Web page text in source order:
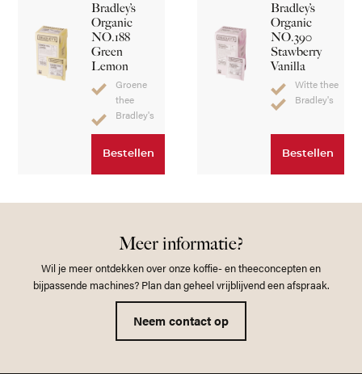
Bradley’s
Organic
NO.188
Green
Lemon
Groene
thee
Bradley's
Bestellen
Bradley’s
Organic
NO.390
Stawberry
Vanilla
Witte thee
Bradley's
Bestellen
Meer informatie?
Wil je meer ontdekken over onze koffie- en theeconcepten en
bijpassende machines? Plan dan geheel vrijblijvend een afspraak.
Neem contact op